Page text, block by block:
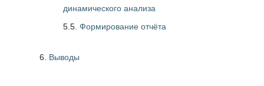
динамического анализа
5.5. Формирование отчёта
Выводы